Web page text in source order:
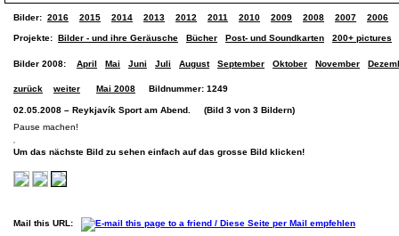
Bilder: 2016 2015 2014 2013 2012 2011 2010 2009 2008 2007 2006
Projekte: Bilder - und ihre Geräusche Bücher Post- und Soundkarten 200+ pictures
Bilder 2008: April Mai Juni Juli August September Oktober November
zurück weiter Mai 2008 Bildnummer: 1249
02.05.2008 – Reykjavík Sport am Abend. (Bild 3 von 3 Bildern)
Pause machen!
Um das nächste Bild zu sehen einfach auf das grosse Bild klicken!
Mail this URL: